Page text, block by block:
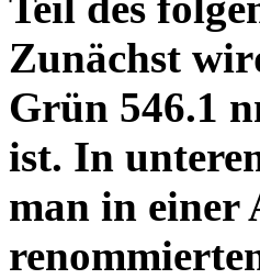
Zunächst
Grün 546.1
ist. In
man in einer